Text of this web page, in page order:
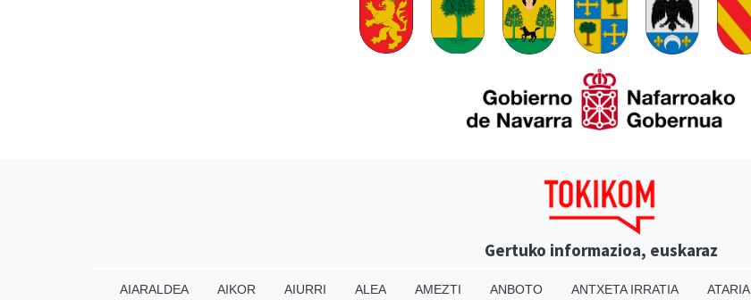
Gertuko informazioa, euskaraz
AIARALDEA AIKOR AIURRI ALEA AMEZTI ANBOTO ANTXETA IRRATIA ATARIA